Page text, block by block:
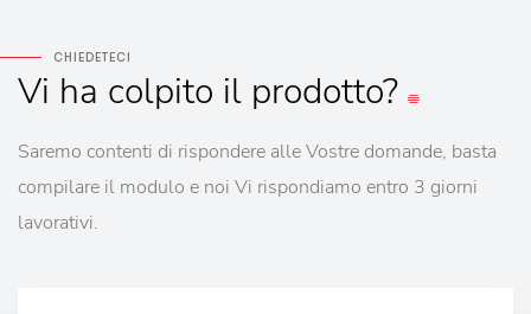
CHIEDETECI
Vi ha colpito il prodotto?
Saremo contenti di rispondere alle Vostre domande, basta
compilare il modulo e noi Vi rispondiamo entro 3 giorni
lavorativi.